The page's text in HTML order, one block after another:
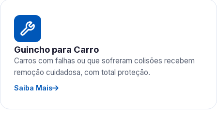
Guincho para Carro
Carros com falhas ou que sofreram colisões recebem
remoção cuidadosa, com total proteção.
Saiba Mais